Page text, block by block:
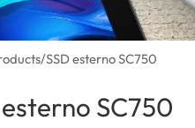
/SSD esterno SC750
esterno SC750